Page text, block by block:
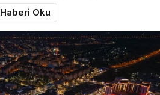
Haberi Oku